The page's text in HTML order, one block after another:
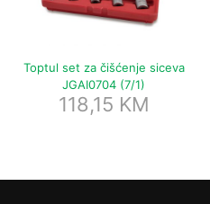
Toptul set za čišćenje siceva
JGAI0704 (7/1)
118,15 KM